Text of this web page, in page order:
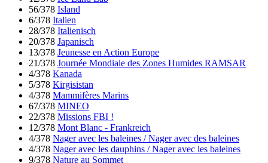
56/378 Island
6/378 Italien
28/378 Italienisch
20/378 Japanisch
13/378 Jeunesse en Action Europe
21/378 Journée Mondiale des Zones Humides RAMSAR
4/378 Kanada
5/378 Kirgisistan
4/378 Mammifères Marins
67/378 MINEO
22/378 Missions FBI !
12/378 Mont Blanc - Frankreich
4/378 Nager avec les baleines / Nager avec des baleines
4/378 Nager avec les dauphins / Nager avec les baleines
9/378 Nature au Sommet